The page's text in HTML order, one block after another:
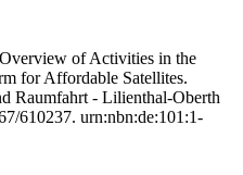
of Activities in the
for Affordable Satellites.
Raumfahrt - Lilienthal-Oberth
610237. urn:nbn:de:101:1-